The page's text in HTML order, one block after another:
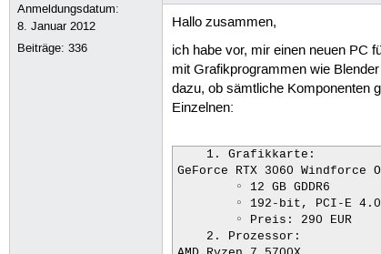
Anmeldungsdatum:
8. Januar 2012
Beiträge:336
Hallo zusammen,
ich habe vor, mir einen neuen PC
mit Grafikprogrammen wie
dazu, ob sämtliche Komponenten
Einzelnen:
    1. Grafikkarte:
GeForce RTX 3060 Windforce
        ◦ 12 GB GDDR6
        ◦ 192-bit, PCI-E 4.0
        ◦ Preis: 290 EUR
    2. Prozessor: